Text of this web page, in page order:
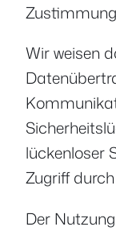
Wir weisen
lückenloser
Zugriff
Der